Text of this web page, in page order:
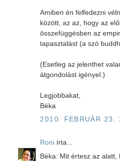
Amiben én felfedezni
között, az az, hogy az
összefüggésben az
tapasztalást (a szó
(Esetleg az jelenthet
átgondolást igényel.)
Legjobbakat,
Béka
2010. FEBRUÁR 23.
Roni írta...
Béka: Mit értesz az